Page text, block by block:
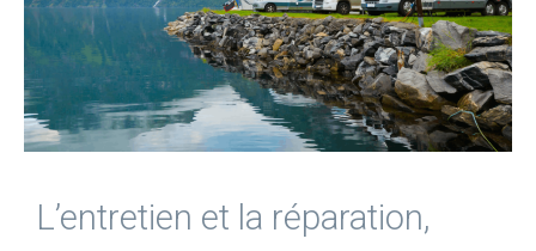
L’entretien et la réparation,